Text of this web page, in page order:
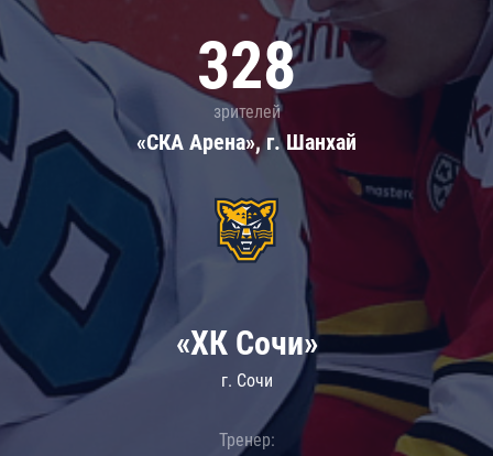
328
зрителей
«СКА Арена», г. Шанхай
«ХК Сочи»
г. Сочи
Тренер: